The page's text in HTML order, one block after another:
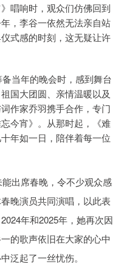
唱响时，观众们仿佛回到
，李谷一依然无法亲自站
式感的时刻，这无疑让许
当年的晚会时，感到舞台
国大团圆、亲情温暖以及
作家乔羽携手合作，专门
今宵》。从那时起，《难
年如一日，陪伴着每一位
出席春晚，令不少观众感
晚演员共同演唱，以此表
年和2025年，她再次因
的歌声依旧在大家的心中
泛起了一丝忧伤。